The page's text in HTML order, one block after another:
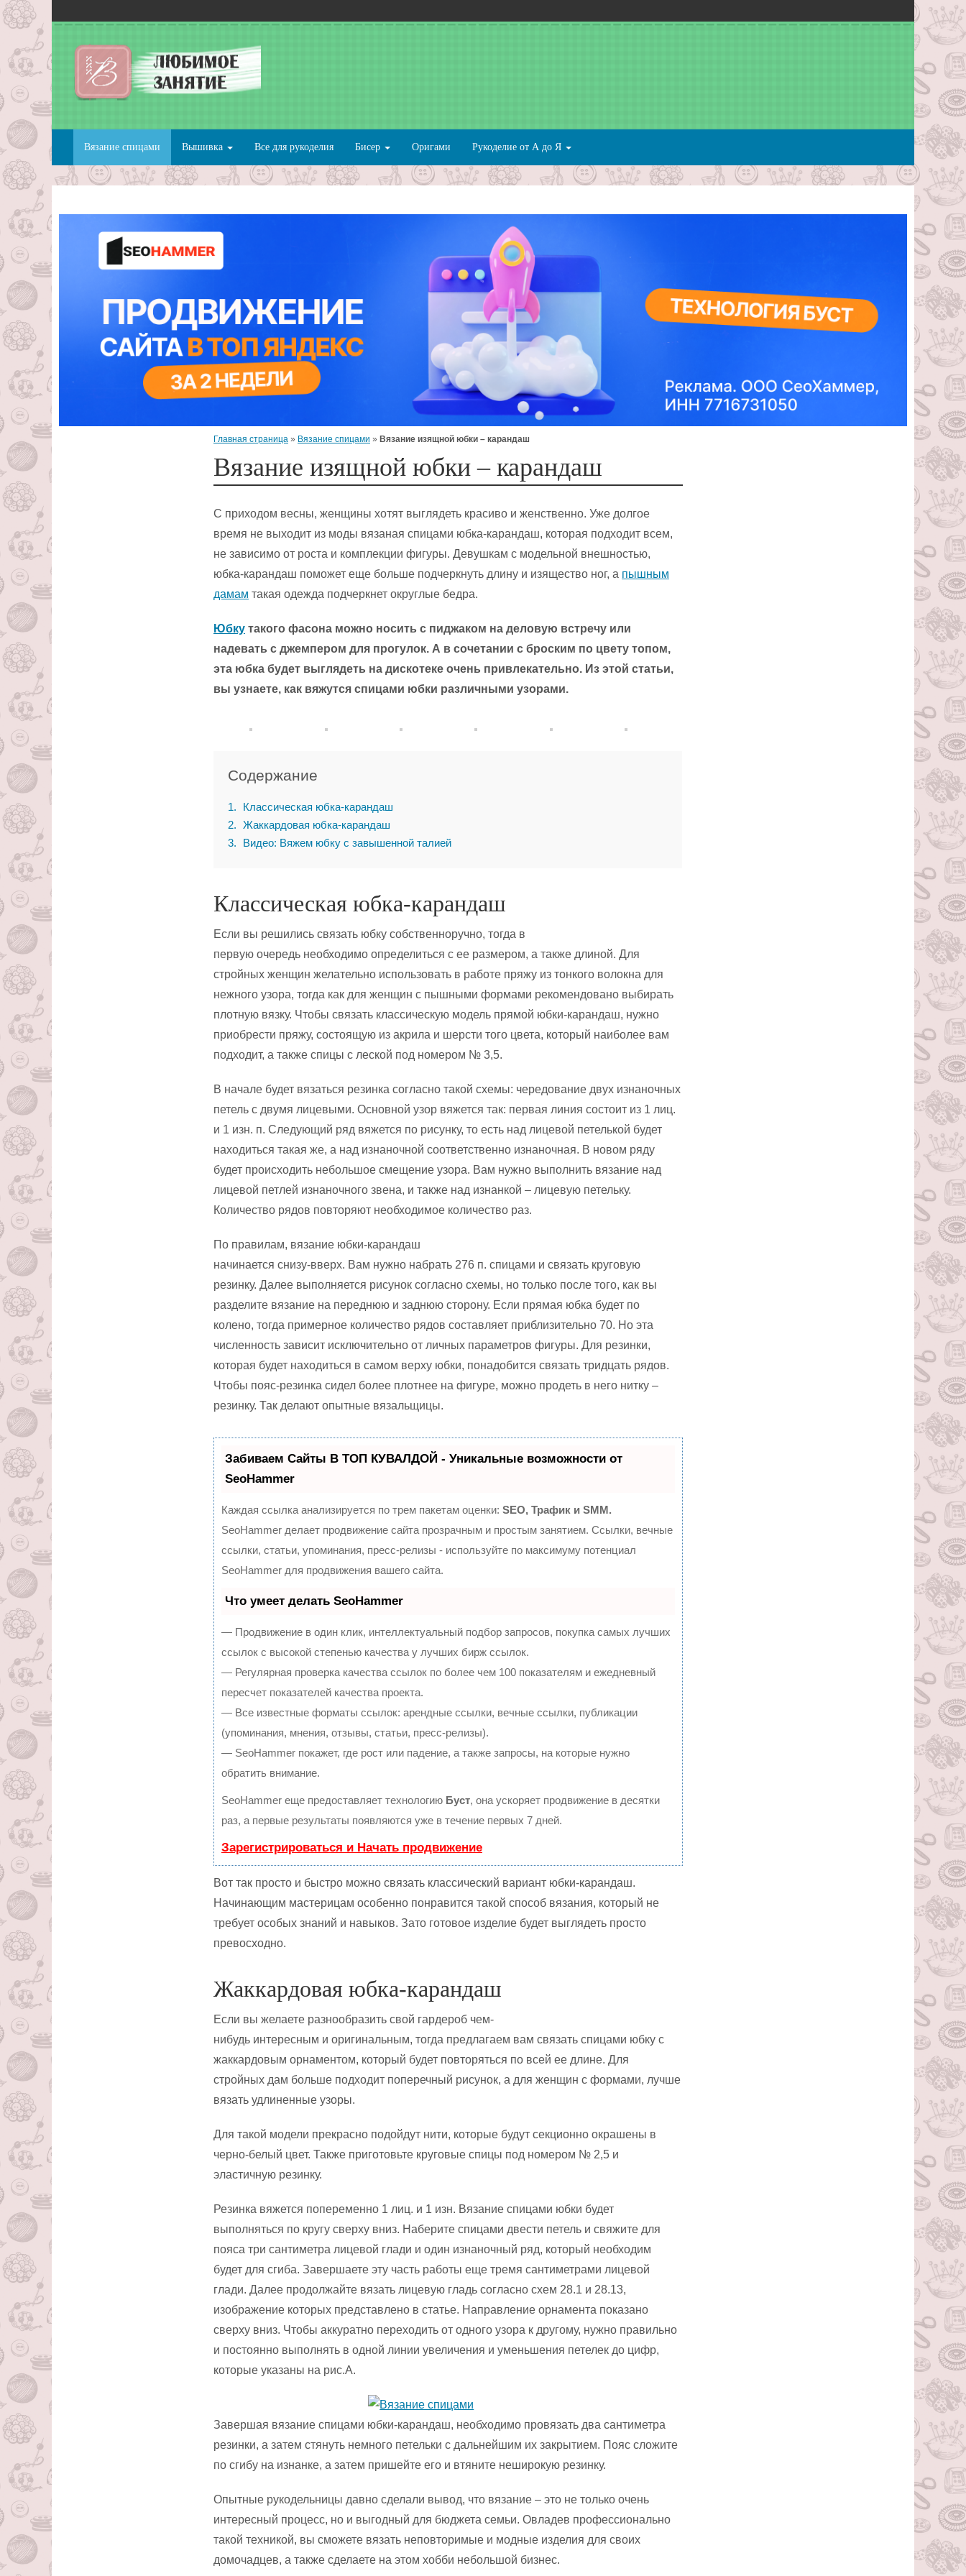
Вязание спицами Вышивка Все для рукоделия Бисер Оригами Рукоделие от А до Я
Главная страница » Вязание спицами » Вязание изящной юбки – карандаш
Вязание изящной юбки – карандаш
С приходом весны, женщины хотят выглядеть красиво и женственно. Уже долгое
время не выходит из моды вязаная спицами юбка-карандаш, которая подходит всем,
не зависимо от роста и комплекции фигуры. Девушкам с модельной внешностью,
юбка-карандаш поможет еще больше подчеркнуть длину и изящество ног, а пышным
дамам такая одежда подчеркнет округлые бедра.
Юбку такого фасона можно носить с пиджаком на деловую встречу или
надевать с джемпером для прогулок. А в сочетании с броским по цвету топом,
эта юбка будет выглядеть на дискотеке очень привлекательно. Из этой статьи,
вы узнаете, как вяжутся спицами юбки различными узорами.
Содержание
1
Классическая юбка-карандаш
2
Жаккардовая юбка-карандаш
3
Видео: Вяжем юбку с завышенной талией
Классическая юбка-карандаш
Если вы решились связать юбку собственноручно, тогда в
первую очередь необходимо определиться с ее размером, а также длиной. Для
стройных женщин желательно использовать в работе пряжу из тонкого волокна для
нежного узора, тогда как для женщин с пышными формами рекомендовано выбирать
плотную вязку. Чтобы связать классическую модель прямой юбки-карандаш, нужно
приобрести пряжу, состоящую из акрила и шерсти того цвета, который наиболее вам
подходит, а также спицы с леской под номером № 3,5.
В начале будет вязаться резинка согласно такой схемы: чередование двух изнаночных
петель с двумя лицевыми. Основной узор вяжется так: первая линия состоит из 1 лиц.
и 1 изн. п. Следующий ряд вяжется по рисунку, то есть над лицевой петелькой будет
находиться такая же, а над изнаночной соответственно изнаночная. В новом ряду
будет происходить небольшое смещение узора. Вам нужно выполнить вязание над
лицевой петлей изнаночного звена, и также над изнанкой – лицевую петельку.
Количество рядов повторяют необходимое количество раз.
По правилам, вязание юбки-карандаш
начинается снизу-вверх. Вам нужно набрать 276 п. спицами и связать круговую
резинку. Далее выполняется рисунок согласно схемы, но только после того, как вы
разделите вязание на переднюю и заднюю сторону. Если прямая юбка будет по
колено, тогда примерное количество рядов составляет приблизительно 70. Но эта
численность зависит исключительно от личных параметров фигуры. Для резинки,
которая будет находиться в самом верху юбки, понадобится связать тридцать рядов.
Чтобы пояс-резинка сидел более плотнее на фигуре, можно продеть в него нитку –
резинку. Так делают опытные вязальщицы.
Забиваем Сайты В ТОП КУВАЛДОЙ - Уникальные возможности от
SeoHammer
Каждая ссылка анализируется по трем пакетам оценки: SEO, Трафик и SMM.
SeoHammer делает продвижение сайта прозрачным и простым занятием. Ссылки, вечные
ссылки, статьи, упоминания, пресс-релизы - используйте по максимуму потенциал
SeoHammer для продвижения вашего сайта.
Что умеет делать SeoHammer
— Продвижение в один клик, интеллектуальный подбор запросов, покупка самых лучших
ссылок с высокой степенью качества у лучших бирж ссылок.
— Регулярная проверка качества ссылок по более чем 100 показателям и ежедневный
пересчет показателей качества проекта.
— Все известные форматы ссылок: арендные ссылки, вечные ссылки, публикации
(упоминания, мнения, отзывы, статьи, пресс-релизы).
— SeoHammer покажет, где рост или падение, а также запросы, на которые нужно
обратить внимание.
SeoHammer еще предоставляет технологию Буст, она ускоряет продвижение в десятки
раз, а первые результаты появляются уже в течение первых 7 дней.
Зарегистрироваться и Начать продвижение
Вот так просто и быстро можно связать классический вариант юбки-карандаш.
Начинающим мастерицам особенно понравится такой способ вязания, который не
требует особых знаний и навыков. Зато готовое изделие будет выглядеть просто
превосходно.
Жаккардовая юбка-карандаш
Если вы желаете разнообразить свой гардероб чем-
нибудь интересным и оригинальным, тогда предлагаем вам связать спицами юбку с
жаккардовым орнаментом, который будет повторяться по всей ее длине. Для
стройных дам больше подходит поперечный рисунок, а для женщин с формами, лучше
вязать удлиненные узоры.
Для такой модели прекрасно подойдут нити, которые будут секционно окрашены в
черно-белый цвет. Также приготовьте круговые спицы под номером № 2,5 и
эластичную резинку.
Резинка вяжется попеременно 1 лиц. и 1 изн. Вязание спицами юбки будет
выполняться по кругу сверху вниз. Наберите спицами двести петель и свяжите для
пояса три сантиметра лицевой глади и один изнаночный ряд, который необходим
будет для сгиба. Завершаете эту часть работы еще тремя сантиметрами лицевой
глади. Далее продолжайте вязать лицевую гладь согласно схем 28.1 и 28.13,
изображение которых представлено в статье. Направление орнамента показано
сверху вниз. Чтобы аккуратно переходить от одного узора к другому, нужно правильно
и постоянно выполнять в одной линии увеличения и уменьшения петелек до цифр,
которые указаны на рис.А.
Завершая вязание спицами юбки-карандаш, необходимо провязать два сантиметра
резинки, а затем стянуть немного петельки с дальнейшим их закрытием. Пояс сложите
по сгибу на изнанке, а затем пришейте его и втяните неширокую резинку.
Опытные рукодельницы давно сделали вывод, что вязание – это не только очень
интересный процесс, но и выгодный для бюджета семьи. Овладев профессионально
такой техникой, вы сможете вязать неповторимые и модные изделия для своих
домочадцев, а также сделаете на этом хобби небольшой бизнес.